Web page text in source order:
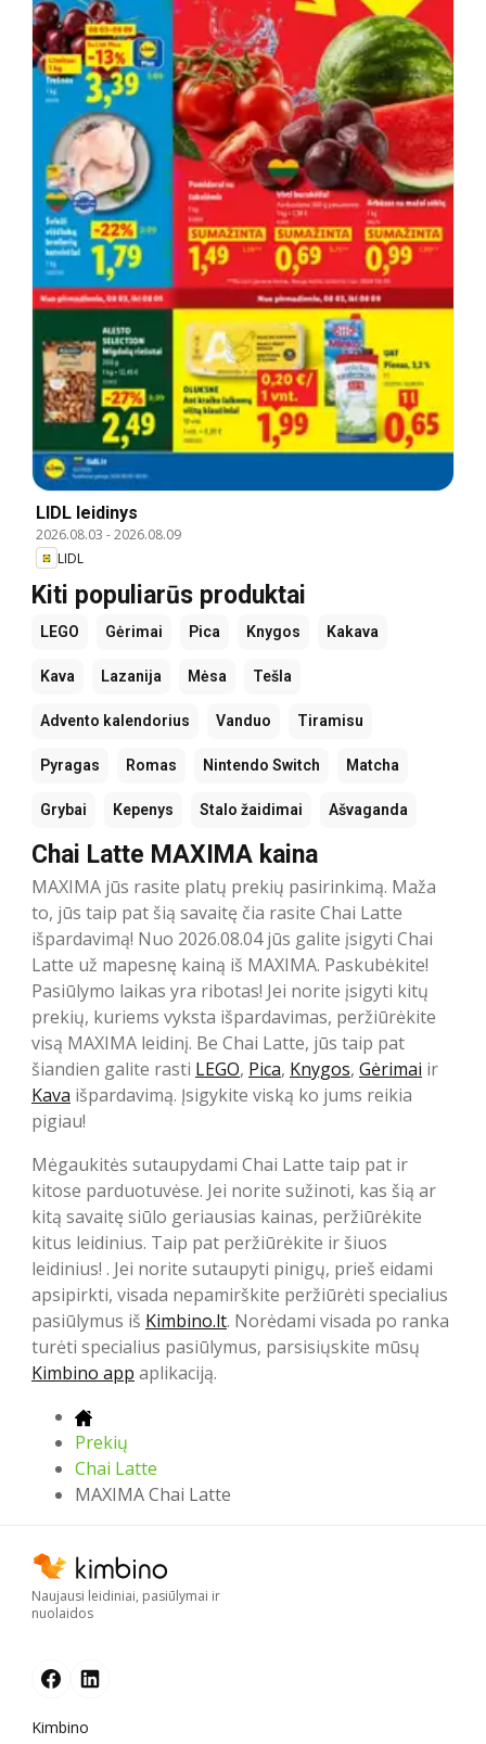
LIDL leidinys
2026.08.03 -2026.08.09
LIDL
Kiti populiarūs produktai
LEGO Gėrimai Pica Knygos Kakava
Kava Lazanija Mėsa Tešla
Advento kalendorius Vanduo Tiramisu
Pyragas Romas Nintendo Switch Matcha
Grybai Kepenys Stalo žaidimai Ašvaganda
Chai Latte MAXIMA kaina
MAXIMA jūs rasite platų prekių pasirinkimą. Maža
to, jūs taip pat šią savaitę čia rasite Chai Latte
išpardavimą! Nuo 2026.08.04 jūs galite įsigyti Chai
Latte už mapesnę kainą iš MAXIMA. Paskubėkite!
Pasiūlymo laikas yra ribotas! Jei norite įsigyti kitų
prekių, kuriems vyksta išpardavimas, peržiūrėkite
visą MAXIMA leidinį. Be Chai Latte, jūs taip pat
šiandien galite rasti LEGO, Pica, Knygos, Gėrimai ir
Kava išpardavimą. Įsigykite viską ko jums reikia
pigiau!
Mėgaukitės sutaupydami Chai Latte taip pat ir
kitose parduotuvėse. Jei norite sužinoti, kas šią ar
kitą savaitę siūlo geriausias kainas, peržiūrėkite
kitus leidinius. Taip pat peržiūrėkite ir šiuos
leidinius! . Jei norite sutaupyti pinigų, prieš eidami
apsipirkti, visada nepamirškite peržiūrėti specialius
pasiūlymus iš Kimbino.lt. Norėdami visada po ranka
turėti specialius pasiūlymus, parsisiųskite mūsų
Kimbino app aplikaciją.
Prekių
Chai Latte
MAXIMA Chai Latte
Naujausi leidiniai, pasiūlymai ir
nuolaidos
Kimbino